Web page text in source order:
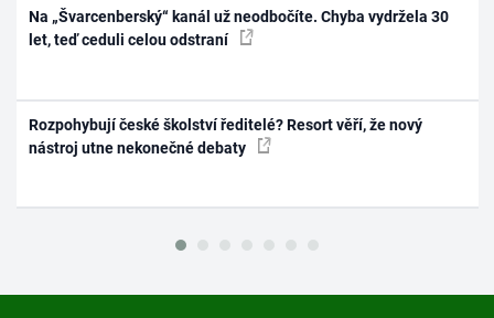
Na „Švarcenberský“ kanál už neodbočíte. Chyba vydržela 30
let, teď ceduli celou odstraní
Rozpohybují české školství ředitelé? Resort věří, že nový
nástroj utne nekonečné debaty